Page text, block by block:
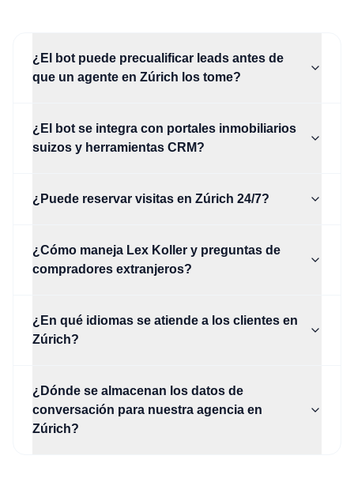
¿El bot puede precualificar leads antes de
que un agente en Zúrich los tome?
¿El bot se integra con portales inmobiliarios
suizos y herramientas CRM?
¿Puede reservar visitas en Zúrich 24/7?
¿Cómo maneja Lex Koller y preguntas de
compradores extranjeros?
¿En qué idiomas se atiende a los clientes en
Zúrich?
¿Dónde se almacenan los datos de
conversación para nuestra agencia en
Zúrich?